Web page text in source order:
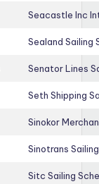
Seacastle Inc
Sealand Sailing
Senator Lines
Seth Shipping
Sinokor
Sinotrans
Sitc Sailing